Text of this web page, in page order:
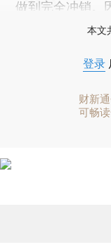
做到完全冲销。
本文
登录
财新
可畅